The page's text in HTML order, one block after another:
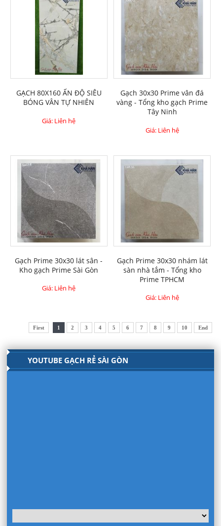
GẠCH 80X160 ẤN ĐỘ SIÊU
BÓNG VÂN TỰ NHIÊN
Giá: Liên hệ
Gạch 30x30 Prime vân đá
vàng - Tổng kho gạch Prime
Tây Ninh
Giá: Liên hệ
Gạch Prime 30x30 lát sân -
Kho gạch Prime Sài Gòn
Giá: Liên hệ
Gạch Prime 30x30 nhám lát
sàn nhà tắm - Tổng kho
Prime TPHCM
Giá: Liên hệ
First 1 2 3 4 5 6 7 8 9 10 End
YOUTUBE GẠCH RẺ SÀI GÒN